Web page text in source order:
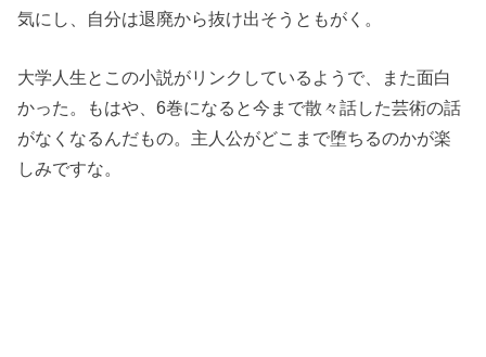
気にし、自分は退廃から抜け出そうともがく。
大学人生とこの小説がリンクしているようで、また面白
かった。もはや、6巻になると今まで散々話した芸術の話
がなくなるんだもの。主人公がどこまで堕ちるのかが楽
しみですな。